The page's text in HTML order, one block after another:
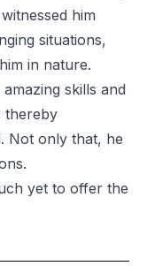
him
situations,
in nature.
skills and
thereby
Not only that, he
yet to offer the